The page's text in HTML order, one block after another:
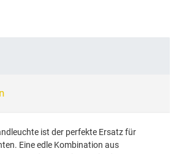
ist der perfekte Ersatz für
Eine edle Kombination aus